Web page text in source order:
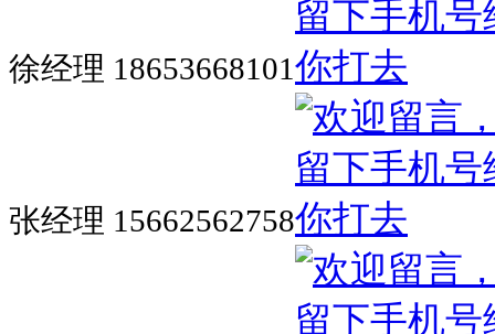
徐经理 18653668101
张经理 15662562758